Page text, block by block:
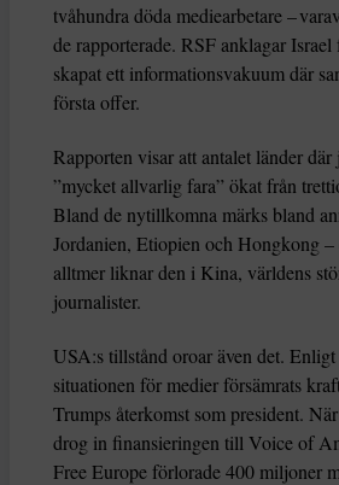
tvåhundra döda mediearbetare –
de rapporterade. RSF anklagar Israel
skapat ett informationsvakuum där
första offer.
Rapporten visar att antalet länder
”mycket allvarlig fara” ökat från
Bland de nytillkomna märks bland
Jordanien, Etiopien och Hongkong –
alltmer liknar den i Kina, världens
journalister.
USA:s tillstånd oroar även det.
situationen för medier försämrats
Trumps återkomst som president.
drog in finansieringen till Voice of
Free Europe förlorade 400 miljoner